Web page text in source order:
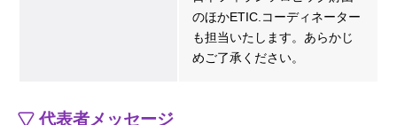
のほかETIC.コーディネーター
も担当いたします。あらかじ
めご了承ください。
代表者メッセージ